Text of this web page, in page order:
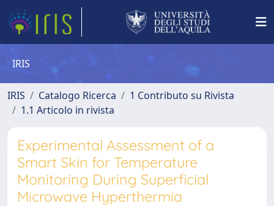
IRIS
IRIS Catalogo Ricerca
1 Contributo su Rivista
1.1 Articolo in rivista
Experimental Assessment of a
Smart Skin for Temperature
Monitoring During Superficial
Microwave Hyperthermia